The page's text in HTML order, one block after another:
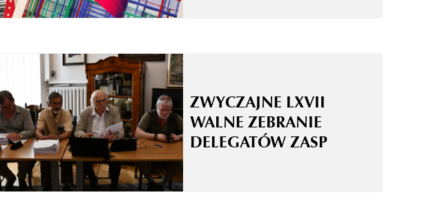
ZWYCZAJNE LXVII
WALNE ZEBRANIE
DELEGATÓW ZASP